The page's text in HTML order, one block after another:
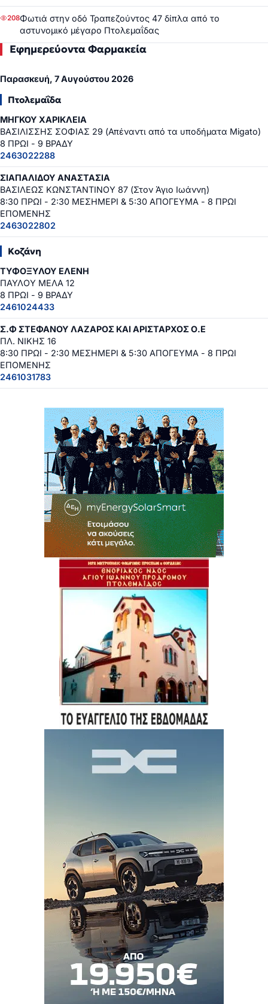
208Φωτιά στην οδό Τραπεζούντος 47 δίπλα από το
αστυνομικό μέγαρο Πτολεμαΐδας
Εφημερεύοντα Φαρμακεία
Παρασκευή, 7 Αυγούστου 2026
Πτολεμαΐδα
ΜΗΓΚΟΥ ΧΑΡΙΚΛΕΙΑ
ΒΑΣΙΛΙΣΣΗΣ ΣΟΦΙΑΣ 29 (Απέναντι από τα υποδήματα Migato)
8 ΠΡΩΙ - 9 ΒΡΑΔΥ
2463022288
ΣΙΑΠΑΛΙΔΟΥ ΑΝΑΣΤΑΣΙΑ
ΒΑΣΙΛΕΩΣ ΚΩΝΣΤΑΝΤΙΝΟΥ 87 (Στον Άγιο Ιωάννη)
8:30 ΠΡΩΙ - 2:30 ΜΕΣΗΜΕΡΙ & 5:30 ΑΠΟΓΕΥΜΑ - 8 ΠΡΩΙ
ΕΠΟΜΕΝΗΣ
2463022802
Κοζάνη
ΤΥΦΟΞΥΛΟΥ ΕΛΕΝΗ
ΠΑΥΛΟΥ ΜΕΛΑ 12
8 ΠΡΩΙ - 9 ΒΡΑΔΥ
2461024433
Σ.Φ ΣΤΕΦΑΝΟΥ ΛΑΖΑΡΟΣ ΚΑΙ ΑΡΙΣΤΑΡΧΟΣ Ο.Ε
ΠΛ. ΝΙΚΗΣ 16
8:30 ΠΡΩΙ - 2:30 ΜΕΣΗΜΕΡΙ & 5:30 ΑΠΟΓΕΥΜΑ - 8 ΠΡΩΙ
ΕΠΟΜΕΝΗΣ
2461031783